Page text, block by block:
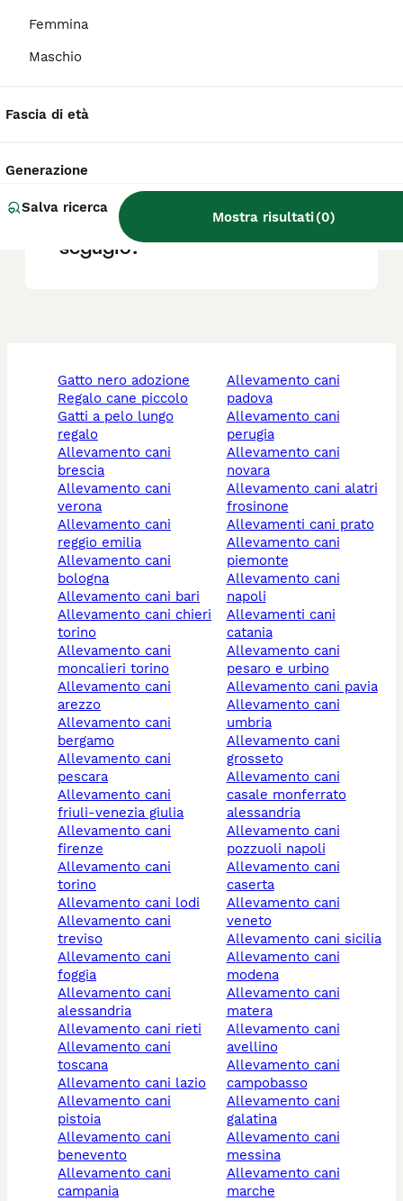
Femmina
Maschio
Fascia di età
Generazione
Salva ricerca
Mostra risultati(0)
segugio?
Quali sono i difetti di un
segugio?
gatto nero adozione
regalo cane piccolo
gatti a pelo lungo
regalo
allevamento cani
brescia
allevamento cani
verona
allevamento cani
reggio emilia
allevamento cani
bologna
allevamento cani bari
allevamento cani chieri
torino
allevamento cani
moncalieri torino
allevamento cani
arezzo
allevamento cani
bergamo
allevamento cani
pescara
allevamento cani
friuli-venezia giulia
allevamento cani
firenze
allevamento cani
torino
allevamento cani lodi
allevamento cani
treviso
allevamento cani
foggia
allevamento cani
alessandria
allevamento cani rieti
allevamento cani
toscana
allevamento cani lazio
allevamento cani
pistoia
allevamento cani
benevento
allevamento cani
campania
allevamento cani
padova
allevamento cani
perugia
allevamento cani
novara
allevamento cani alatri
frosinone
allevamenti cani prato
allevamento cani
piemonte
allevamento cani
napoli
allevamenti cani
catania
allevamento cani
pesaro e urbino
allevamento cani pavia
allevamento cani
umbria
allevamento cani
grosseto
allevamento cani
casale monferrato
alessandria
allevamento cani
pozzuoli napoli
allevamento cani
caserta
allevamento cani
veneto
allevamento cani sicilia
allevamento cani
modena
allevamento cani
matera
allevamento cani
avellino
allevamento cani
campobasso
allevamento cani
galatina
allevamento cani
messina
allevamento cani
marche